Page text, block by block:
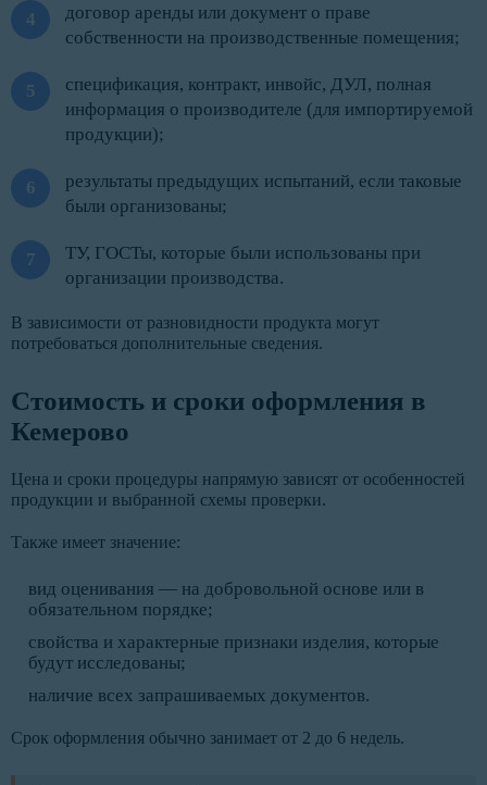
договор аренды или документ о праве
собственности на производственные помещения;
спецификация, контракт, инвойс, ДУЛ, полная
информация о производителе (для импортируемой
продукции);
результаты предыдущих испытаний, если таковые
были организованы;
ТУ, ГОСТы, которые были использованы при
организации производства.
В зависимости от разновидности продукта могут
потребоваться дополнительные сведения.
Стоимость и сроки оформления в
Кемерово
Цена и сроки процедуры напрямую зависят от особенностей
продукции и выбранной схемы проверки.
Также имеет значение:
вид оценивания — на добровольной основе или в
обязательном порядке;
свойства и характерные признаки изделия, которые
будут исследованы;
наличие всех запрашиваемых документов.
Срок оформления обычно занимает от 2 до 6 недель.